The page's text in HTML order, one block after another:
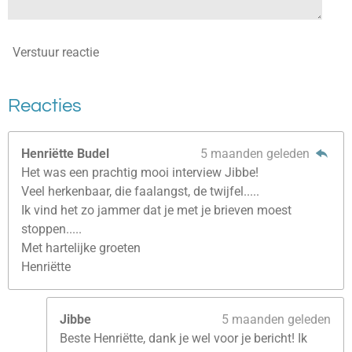
Verstuur reactie
Reacties
Henriëtte Budel
5 maanden geleden
Het was een prachtig mooi interview Jibbe!
Veel herkenbaar, die faalangst, de twijfel.....
Ik vind het zo jammer dat je met je brieven moest
stoppen.....
Met hartelijke groeten
Henriëtte
Jibbe
5 maanden geleden
Beste Henriëtte, dank je wel voor je bericht! Ik